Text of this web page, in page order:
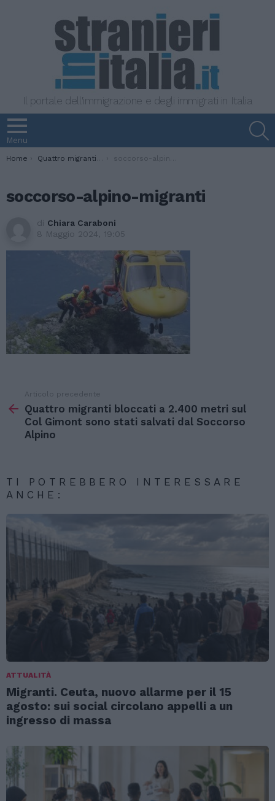
Il portale dell'immigrazione e degli immigrati in Italia
Menu
You are here:
Home Quattro migranti bloccati a 2.400 metri sul Col Gimont sono stati salvati dal Soccorso Alpino soccorso-alpino-migranti
soccorso-alpino-migranti
di Chiara Caraboni
8 Maggio 2024, 19:05
di
Articolo precedente
Quattro migranti bloccati a 2.400 metri sul
Col Gimont sono stati salvati dal Soccorso
Alpino
TI POTREBBERO INTERESSARE
ANCHE:
ATTUALITÀ
Migranti. Ceuta, nuovo allarme per il 15
agosto: sui social circolano appelli a un
ingresso di massa